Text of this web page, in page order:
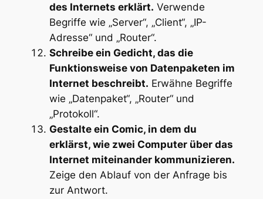
des Internets erklärt. Verwende
Begriffe wie „Server“, „Client“, „IP-
Adresse“ und „Router“.
Schreibe ein Gedicht, das die
Funktionsweise von Datenpaketen im
Internet beschreibt. Erwähne Begriffe
wie „Datenpaket“, „Router“ und
„Protokoll“.
Gestalte ein Comic, in dem du
erklärst, wie zwei Computer über das
Internet miteinander kommunizieren.
Zeige den Ablauf von der Anfrage bis
zur Antwort.